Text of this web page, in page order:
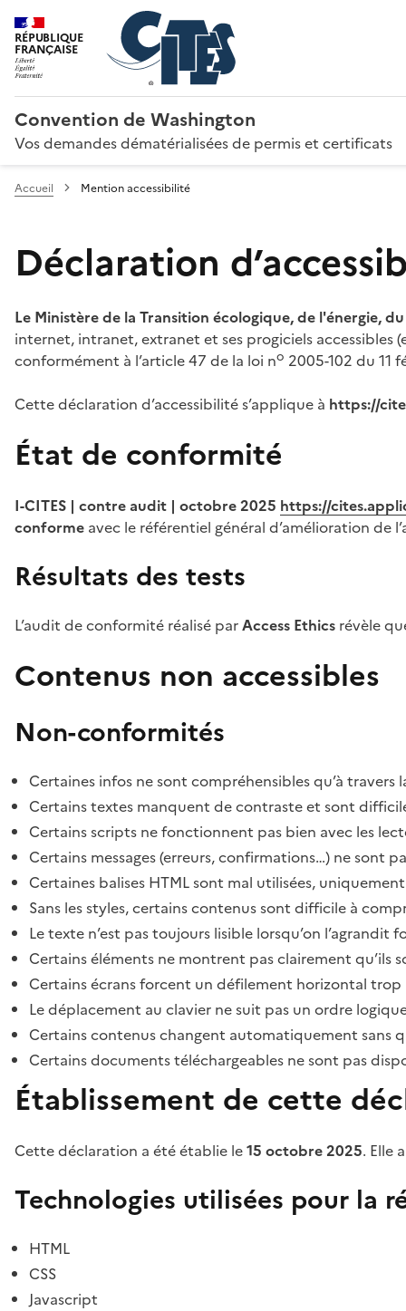
RÉPUBLIQUE
FRANÇAISE
Convention de Washington
Vos demandes dématérialisées de permis et certificats
Accueil Mention accessibilité
Déclaration
Le Ministère de la Transition écologique, de l'énergie,
internet, intranet, extranet et ses progiciels
conformément à l’article 47 de la loi no 2005-102 du 11
Cette déclaration d’accessibilité s’applique à https://
État de conformité
I-CITES | contre audit | octobre 2025 https://
conforme avec le référentiel général d’amélioration de
Résultats des tests
L’audit de conformité réalisé parAccess Ethics révèle
Contenus non accessibles
Non-conformités
Certaines infos ne sont compréhensibles qu’à travers
Certains textes manquent de contraste et sont
Certains scripts ne fonctionnent pas bien avec les
Certains messages (erreurs, confirmations…) ne sont
Certaines balises HTML sont mal utilisées,
Sans les styles, certains contenus sont difficile à
Le texte n’est pas toujours lisible lorsqu’on l’agrandit
Certains éléments ne montrent pas clairement qu’ils
Certains écrans forcent un défilement horizontal
Le déplacement au clavier ne suit pas un ordre
Certains contenus changent automatiquement sans
Certains documents téléchargeables ne sont pas
Établissement de cette
Cette déclaration a été établie le15 octobre 2025. Elle
Technologies utilisées pour la
HTML
CSS
Javascript